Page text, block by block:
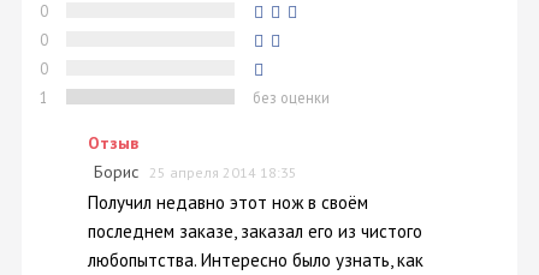
0
0
0
1
без оценки
Отзыв
Борис
25 апреля 2014 18:35
Получил недавно этот нож в своём
последнем заказе, заказал его из чистого
любопытства. Интересно было узнать, как